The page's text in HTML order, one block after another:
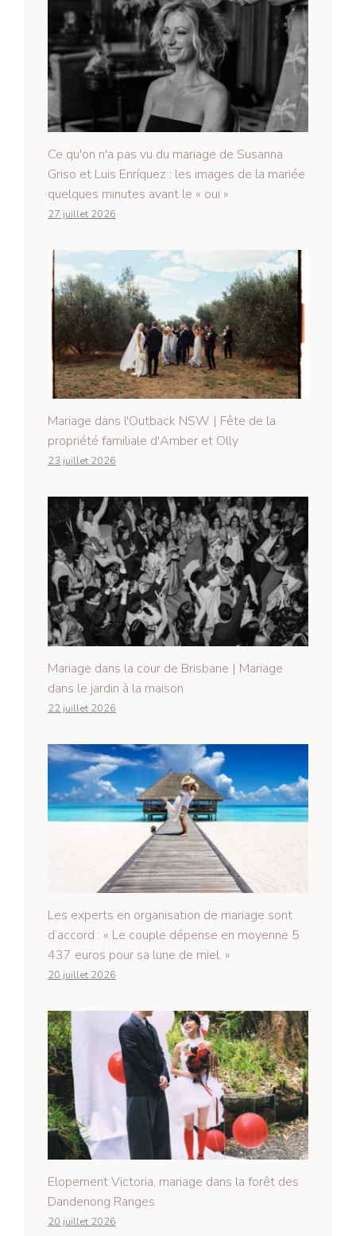
Ce qu'on n'a pas vu du mariage de Susanna
Griso et Luis Enríquez : les images de la mariée
quelques minutes avant le « oui »
27 juillet 2026
Mariage dans l'Outback NSW | Fête de la
propriété familiale d'Amber et Olly
23 juillet 2026
Mariage dans la cour de Brisbane | Mariage
dans le jardin à la maison
22 juillet 2026
Les experts en organisation de mariage sont
d’accord : « Le couple dépense en moyenne 5
437 euros pour sa lune de miel. »
20 juillet 2026
Elopement Victoria, mariage dans la forêt des
Dandenong Ranges
20 juillet 2026